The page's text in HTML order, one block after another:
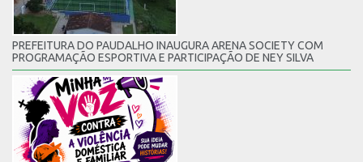
PREFEITURA DO PAUDALHO INAUGURA ARENA SOCIETY COM
PROGRAMAÇÃO ESPORTIVA E PARTICIPAÇÃO DE NEY SILVA